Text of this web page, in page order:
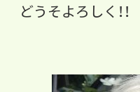
どうそよろしく！！